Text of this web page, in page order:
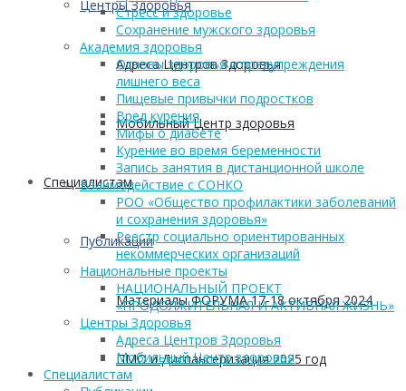
Центры Здоровья
Адреса Центров Здоровья
Мобильный Центр здоровья
Cпециалистам
Публикации
Материалы ФОРУМА 17-18 октября 2024
ПМО и Диспансеризация 2025 год
Стресс и здоровье
Сохранение мужского здоровья
Академия здоровья
Основы здоровья и предупреждения
лишнего веса
Пищевые привычки подростков
Вред курения
Мифы о диабете
Курение во время беременности
Запись занятия в дистанционной школе
Взаимодействие с СОНКО
РОО «Общество профилактики заболеваний
и сохранения здоровья»
Реестр социально ориентированных
некоммерческих организаций
Национальные проекты
НАЦИОНАЛЬНЫЙ ПРОЕКТ
«ПРОДОЛЖИТЕЛЬНАЯ И АКТИВНАЯ ЖИЗНЬ»
Центры Здоровья
Адреса Центров Здоровья
Мобильный Центр здоровья
Cпециалистам